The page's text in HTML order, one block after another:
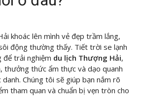
khoác lên mình vẻ đẹp trầm lắng,
động thường thấy. Tiết trời se lạnh
trải nghiệm du lịch Thượng Hải,
thưởng thức ẩm thực và dạo quanh
Chúng tôi sẽ giúp bạn nắm rõ
tham quan và chuẩn bị vẹn tròn cho